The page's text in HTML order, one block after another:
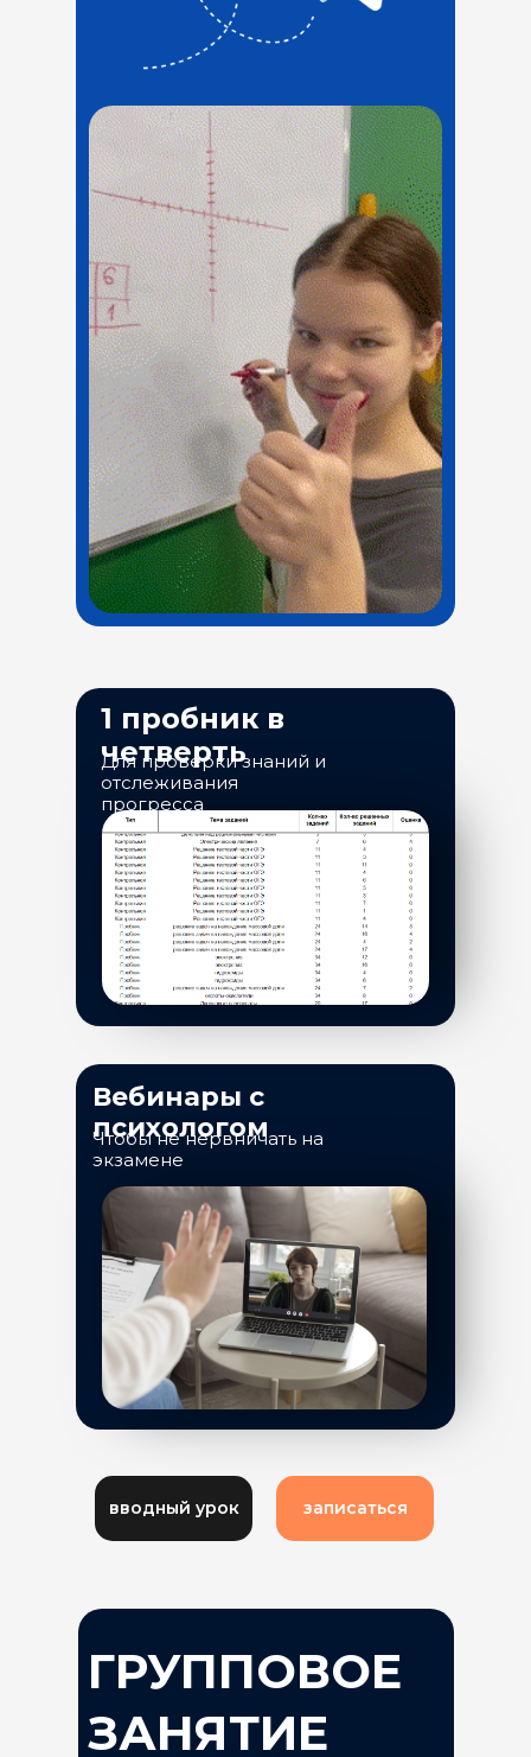
1 пробник в
четверть
Для проверки знаний и
отслеживания
прогресса
Чтобы не нервничать на
экзамене
Вебинары с
психологом
вводный урок записаться
ГРУППОВОЕ
ЗАНЯТИЕ